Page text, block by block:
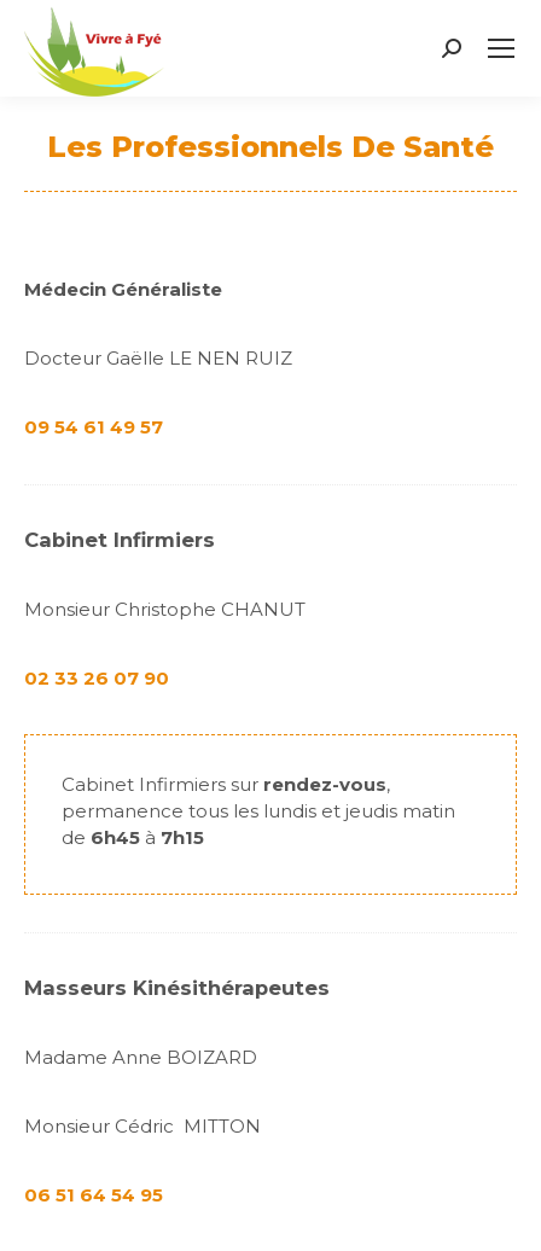
Search:
Les Professionnels De Santé
Médecin Généraliste
Docteur Gaëlle LE NEN RUIZ
09 54 61 49 57
Cabinet Infirmiers
Monsieur Christophe CHANUT
02 33 26 07 90
Cabinet Infirmiers sur rendez-vous,
permanence tous les lundis et jeudis matin
de 6h45 à 7h15
Masseurs Kinésithérapeutes
Madame Anne BOIZARD
Monsieur Cédric MITTON
06 51 64 54 95